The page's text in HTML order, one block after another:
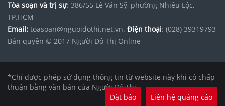
Tòa soạn và trị sự: 386/55 Lê Văn Sỹ, phường Nhiêu Lộc,
TP.HCM
Email: toasoan@nguoidothi.net.vn. Điện thoại: (028) 39319793
Bản quyền © 2017 Người Đô Thị Online
*Chỉ được phép sử dụng thông tin từ website này khi có chấp
thuận bằng văn bản của Người Đô Thị.
Đặt báo
Liên hệ quảng cáo